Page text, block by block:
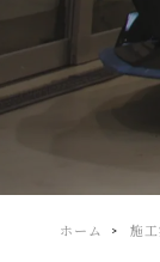
ホーム 施